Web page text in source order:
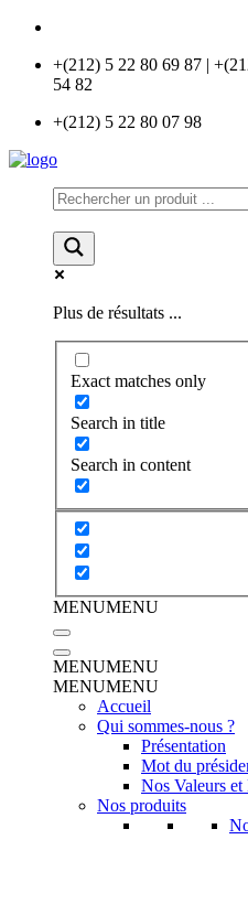
+(212) 5 22 80 69 87 |
54 82
+(212) 5 22 80 07 98
Plus de résultats ...
Exact matches only
Search in title
Search in content
MENUMENU
MENUMENU
MENUMENU
Accueil
Qui sommes-nous ?
Présentation
Mot du
Nos Valeurs et
Nos produits